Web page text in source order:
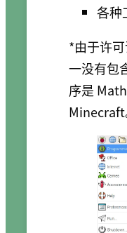
各种
*由于许
一没有包
序是
Minecraft